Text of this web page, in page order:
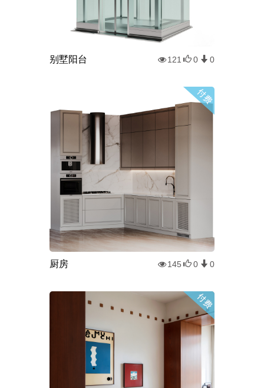
别墅阳台 121 0 0
厨房 145 0 0